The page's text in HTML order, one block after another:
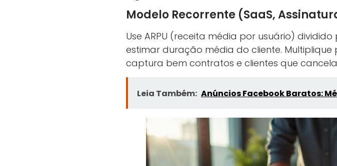
Modelo Recorrente (SaaS,
Use ARPU (receita média por usuário)
estimar duração média do cliente.
captura bem contratos e clientes que
Leia Também: Anúncios Facebook Baratos: